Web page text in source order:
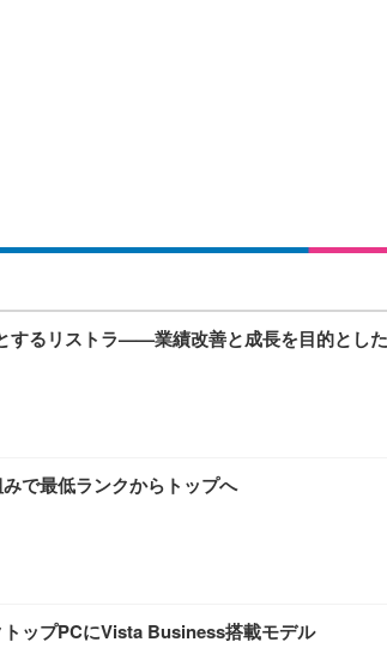
子 テレワーク 疲れない 跳ね上げ式アームレスト
チェア 疲れない テレワーク チェア 強化バックレ
シュ ゲーミング/勉強/事務用 おしゃれ パソコンチェ
ュ ゲーミング/勉強/事務用 おしゃれ パソコンチェア
モニター | FlexScan EV3240X-WT | 31.5型4K UHD
ター DualSense 充電フック付き（CFI-ZDM1J）
27インチ 液晶モニター フルHD（1920×1080）
ツ L 中型犬用 26枚入り 単品
ック) 【Amazon.co.jp限定】 Smart Basic アイリス
するリストラ——業績改善と成長を目的とし
で最低ランクからトップへ
ップPCにVista Business搭載モデル